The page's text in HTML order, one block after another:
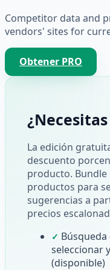
Competitor data and
vendors' sites for
Obtener PRO
La edición
descuento
producto. Bundle
productos para
sugerencias a
precios
✓
seleccionar
(disponible)